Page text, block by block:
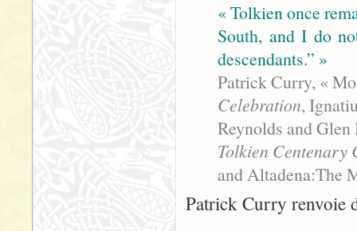
« Tolkien once
South, and I do
descendants.” »
Patrick Curry, «
Celebration,
Reynolds and
Tolkien Centenary
and Altadena:The
Patrick Curry renvoie